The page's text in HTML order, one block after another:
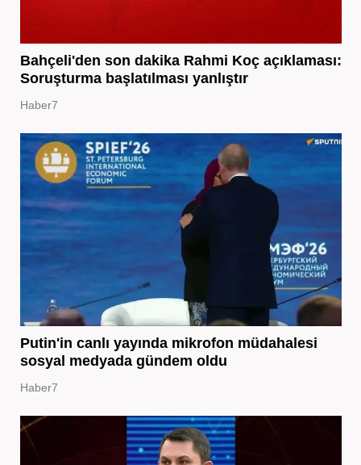
Bahçeli'den son dakika Rahmi Koç açıklaması:
Soruşturma başlatılması yanlıştır
Haber7
Putin'in canlı yayında mikrofon müdahalesi
sosyal medyada gündem oldu
Haber7